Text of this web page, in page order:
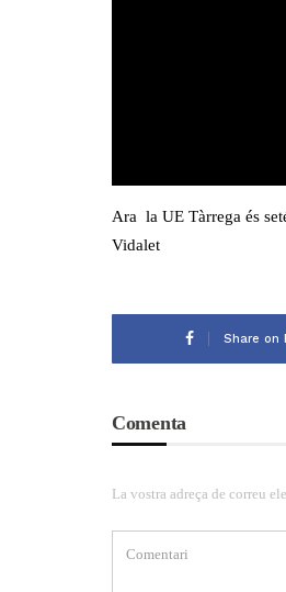
Ara la UE Tàrrega és
Vidalet
Share on
Comenta
La vostra adreça de correu